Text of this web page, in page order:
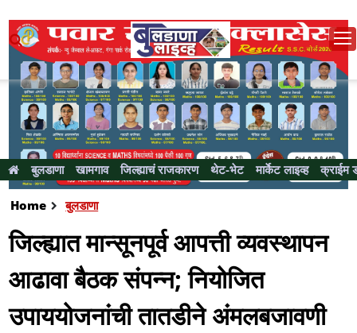
बुलडाणा खामगाव जिल्ह्याचं राजकारण थेट-भेट मार्केट लाइव्ह क्राईम
Home बुलडाणा
जिल्ह्यात मान्सूनपूर्व आपत्ती व्यवस्थापन
आढावा बैठक संपन्न; नियोजित
उपाययोजनांची तातडीने अंमलबजावणी